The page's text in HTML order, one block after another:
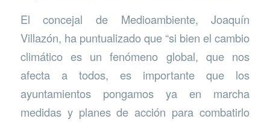
El concejal de Medioambiente, Joaquín
Villazón, ha puntualizado que “si bien el cambio
climático es un fenómeno global, que nos
afecta a todos, es importante que los
ayuntamientos pongamos ya en marcha
medidas y planes de acción para combatirlo